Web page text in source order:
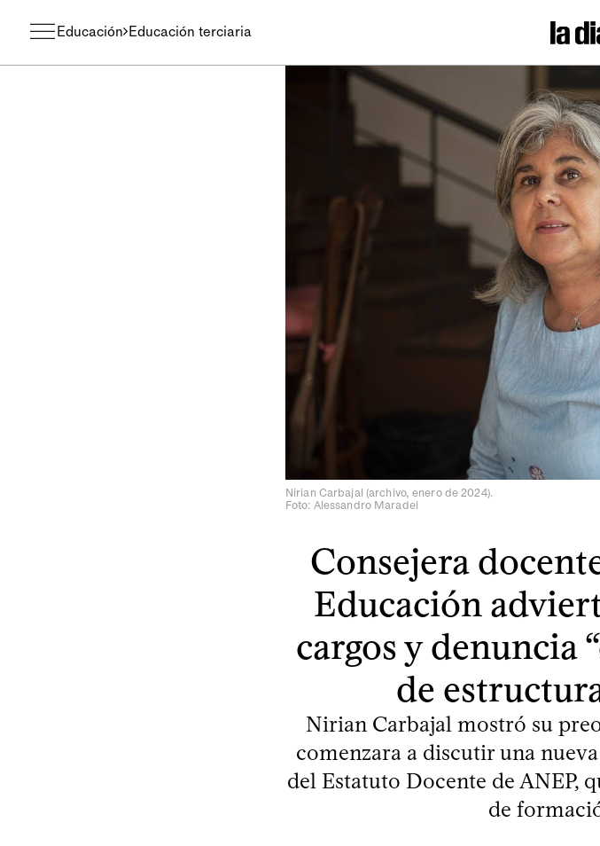
Educación Educación terciaria
Nirian Carbajal (archivo, enero de 2024).
Foto: Alessandro Maradei
Consejera
Educación
cargos y denuncia
de
Nirian Carbajal mostró su
comenzara a discutir una
del Estatuto Docente de ANEP,
de